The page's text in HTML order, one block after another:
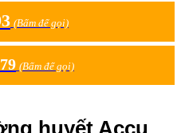
(Bấm để gọi)
(Bấm để gọi)